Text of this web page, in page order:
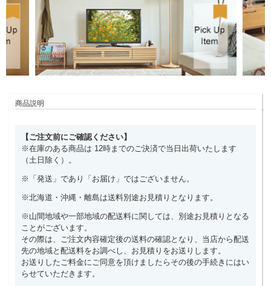
商品説明
【ご注文前にご確認ください】
※在庫のある商品は 12時までのご決済で当日出荷いたします
（土日除く）。
※「発送」であり「お届け」ではございません。
※北海道・沖縄・離島は送料別途お見積りとなります。
※山間地域や一部地域の配送料に関しては、別途お見積りとなる
ことがございます。
その際は、ご注文内容確定後の送料の確認となり、当店から配送
先の地域と配送料をお調べし、お見積りをお送りします。
お送りしたご料金にご同意を頂けましたらその後の手続きにはい
らせていただきます。